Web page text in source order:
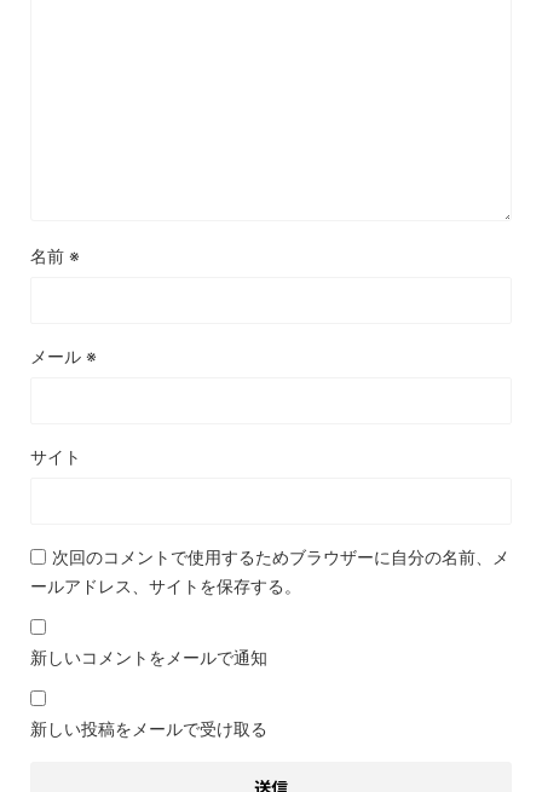
名前 ※
メール ※
サイト
次回のコメントで使用するためブラウザーに自分の名前、メ
ールアドレス、サイトを保存する。
新しいコメントをメールで通知
新しい投稿をメールで受け取る